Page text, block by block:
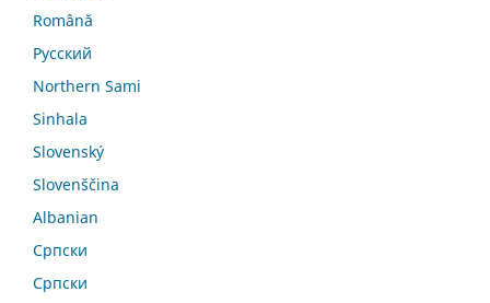
Română
Русский
Northern Sami
Sinhala
Slovenský
Slovenščina
Albanian
Српски
Српски